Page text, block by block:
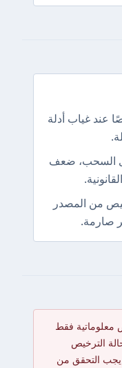
عند غياب أدلة
السحب، ضعف
من المصدر
صارمة.
معلوماتية فقط
الترخيص
يجب التحقق من